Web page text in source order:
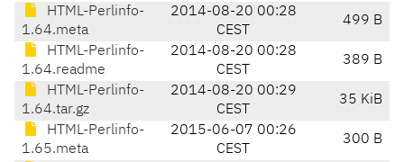
HTML-Perlinfo-
1.64.meta
2014-08-20 00:28
CEST
499 B
HTML-Perlinfo-
1.64.readme
2014-08-20 00:28
CEST
389 B
HTML-Perlinfo-
1.64.tar.gz
2014-08-20 00:29
CEST
35 KiB
HTML-Perlinfo-
1.65.meta
2015-06-07 00:26
CEST
300 B